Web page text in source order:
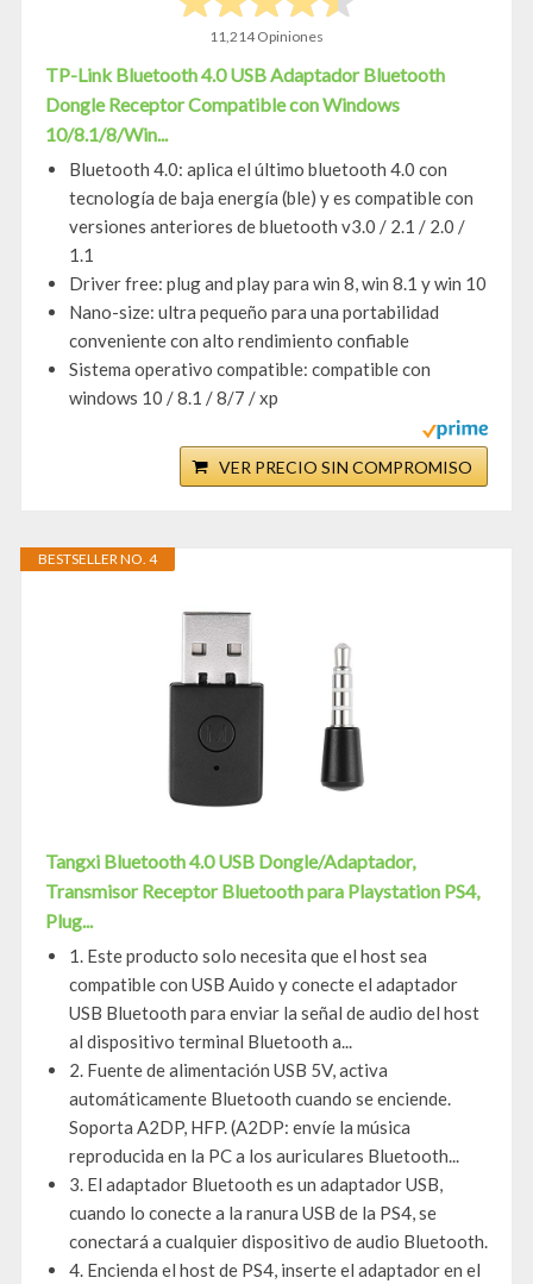
11,214 Opiniones
TP-Link Bluetooth 4.0 USB Adaptador Bluetooth
Dongle Receptor Compatible con Windows
10/8.1/8/Win...
Bluetooth 4.0: aplica el último bluetooth 4.0 con
tecnología de baja energía (ble) y es compatible con
versiones anteriores de bluetooth v3.0 / 2.1 / 2.0 /
1.1
Driver free: plug and play para win 8, win 8.1 y win 10
Nano-size: ultra pequeño para una portabilidad
conveniente con alto rendimiento confiable
Sistema operativo compatible: compatible con
windows 10 / 8.1 / 8/7 / xp
VER PRECIO SIN COMPROMISO
BESTSELLER NO. 4
Tangxi Bluetooth 4.0 USB Dongle/Adaptador,
Transmisor Receptor Bluetooth para Playstation PS4,
Plug...
1. Este producto solo necesita que el host sea
compatible con USB Auido y conecte el adaptador
USB Bluetooth para enviar la señal de audio del host
al dispositivo terminal Bluetooth a...
2. Fuente de alimentación USB 5V, activa
automáticamente Bluetooth cuando se enciende.
Soporta A2DP, HFP. (A2DP: envíe la música
reproducida en la PC a los auriculares Bluetooth...
3. El adaptador Bluetooth es un adaptador USB,
cuando lo conecte a la ranura USB de la PS4, se
conectará a cualquier dispositivo de audio Bluetooth.
4. Encienda el host de PS4, inserte el adaptador en el